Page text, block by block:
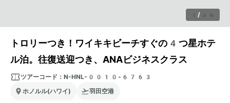
1 / 36
トロリーつき！ワイキキビーチすぐの4つ星ホテ
ル泊。往復送迎つき、ANAビジネスクラス
ツアーコード： N-HNL-0010-6763
ホノルル(ハワイ)
羽田空港